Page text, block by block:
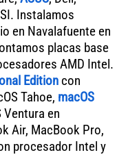
Instalamos
en Navalafuente en
placas base
AMD Intel.
Edition con
Tahoe, macOS
Ventura en
Air, MacBook Pro,
procesador Intel y